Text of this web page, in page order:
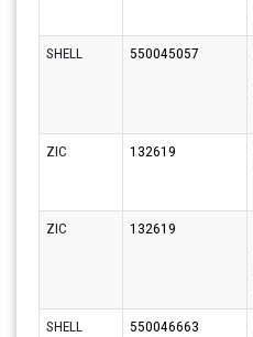
SHELL 550045057
ZIC 132619
ZIC 132619
SHELL 550046663